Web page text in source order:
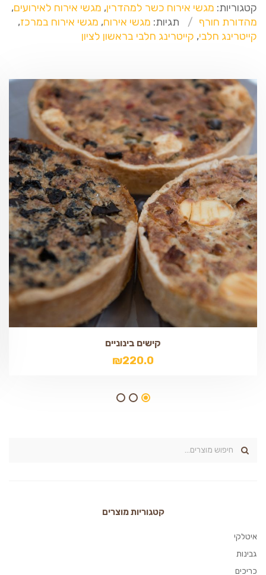
קטגוריות: מגשי אירוח כשר למהדרין, מגשי אירוח לאירועים,
מהדורת חורף
תגיות: מגשי אירוח, מגשי אירוח במרכז,
קייטרינג חלבי, קייטרינג חלבי בראשון לציון
קישים בינוניים
₪220.0
קטגוריות מוצרים
איטלקי
גבינות
כריכים